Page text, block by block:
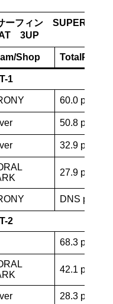
ーフィン SUPER MEN
3UP
Shop TotalPoints
1
60.0 pt
50.8 pt
32.9 pt
27.9 pt
DNS pt
2
68.3 pt
42.1 pt
28.3 pt